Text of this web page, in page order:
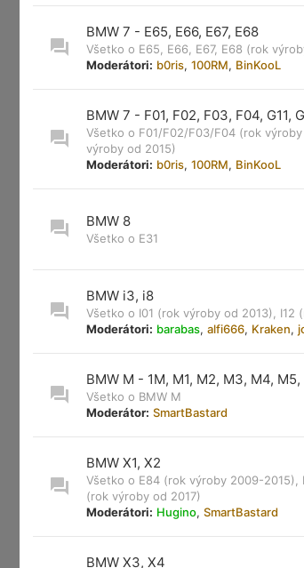
BMW 7 - E65, E66, E67, E68
Všetko o E65, E66, E67, E68 (rok
Moderátori: b0ris, 100RM, BinKooL
BMW 7 - F01, F02, F03, F04, G11,
Všetko o F01/F02/F03/F04 (rok
výroby od 2015)
Moderátori: b0ris, 100RM, BinKooL
BMW 8
Všetko o E31
BMW i3, i8
Všetko o I01 (rok výroby od 2013), I12
Moderátori: barabas, alfi666, Kraken,
BMW M - 1M, M1, M2, M3, M4,
Všetko o BMW M
Moderátor: SmartBastard
BMW X1, X2
Všetko o E84 (rok výroby 2009-
(rok výroby od 2017)
Moderátori: Hugino, SmartBastard
BMW X3, X4